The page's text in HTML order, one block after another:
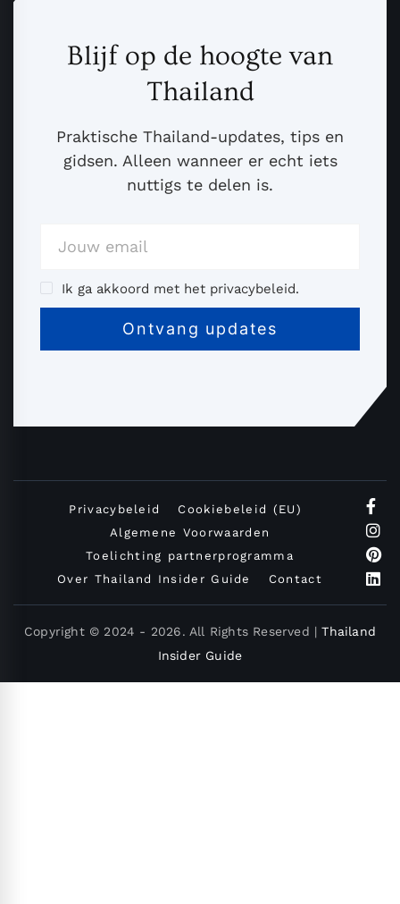
Blijf op de hoogte van
Thailand
Praktische Thailand-updates, tips en
gidsen. Alleen wanneer er echt iets
nuttigs te delen is.
Ik ga akkoord met het privacybeleid.
Privacybeleid
Cookiebeleid (EU)
Algemene Voorwaarden
Toelichting partnerprogramma
Over Thailand Insider Guide
Contact
Copyright © 2024 - 2026. All Rights Reserved |Thailand
Insider Guide